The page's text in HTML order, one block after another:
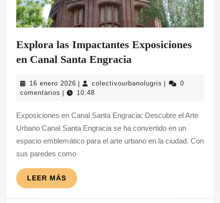
Explora las Impactantes Exposiciones
en Canal Santa Engracia
Impactantes
en
Canal
Santa
16 enero 2026 16
enero
colectivourbanolugris
0
comentarios
10:48
Exposiciones en Canal Santa Engracia: Descubre el Arte
Urbano Canal Santa Engracia se ha convertido en un
espacio emblemático para el arte urbano en la ciudad. Con
sus paredes como
LEER MÁS LEER
MÁS